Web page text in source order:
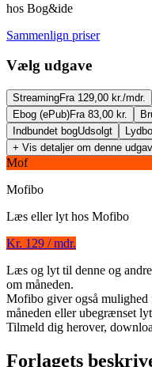
hos Bog&ide
Sammenlign priser
Vælg udgave
StreamingFra 129,00 kr./mdr.
Ebog (ePub)Fra 83,00 kr.
Indbundet bogUdsolgt
+ Vis detaljer om denne
Søde Sally Sukkertop og
Forfatter:Rune T. Kidde
Indlæst af Lars Thiesgaard
Mof
Mofibo
Læs eller lyt hos Mofibo
Kr. 129 / mdr.
Læs og lyt til denne og
om måneden.
Mofibo giver også
måneden eller ubegrænset
Tilmeld dig herover,
Forlagets